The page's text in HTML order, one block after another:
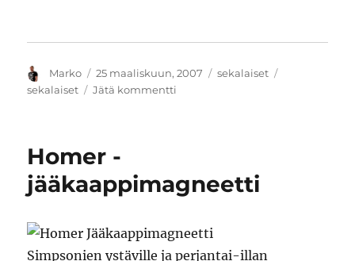
Kirjoittaja
Marko Julkaistu
25 maaliskuun, 2007 Kategoriat
sekalaiset
sekalaiset
Jätä kommentti
jo
Homer -
jääkaappimagneetti
Simpsonien ystäville ja perjantai-illan